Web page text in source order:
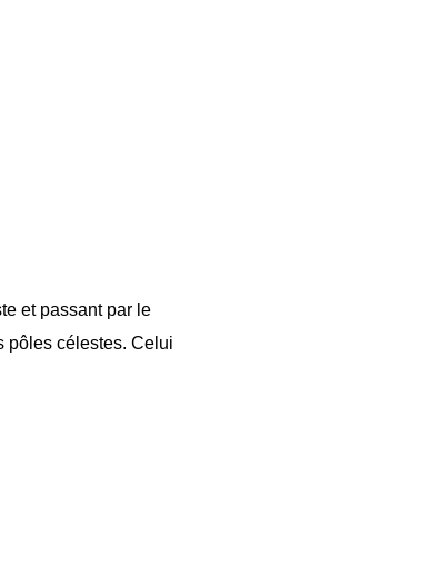
et passant par le
pôles célestes. Celui